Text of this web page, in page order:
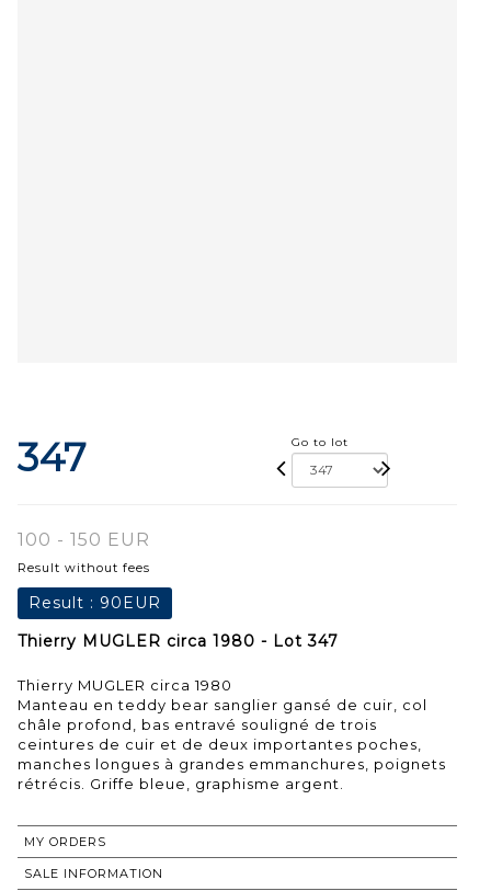
347 Go to lot
100 - 150 EUR
Result without fees
Result : 90EUR
Thierry MUGLER circa 1980 - Lot 347
Thierry MUGLER circa 1980
Manteau en teddy bear sanglier gansé de cuir, col
châle profond, bas entravé souligné de trois
ceintures de cuir et de deux importantes poches,
manches longues à grandes emmanchures, poignets
rétrécis. Griffe bleue, graphisme argent.
MY ORDERS
SALE INFORMATION